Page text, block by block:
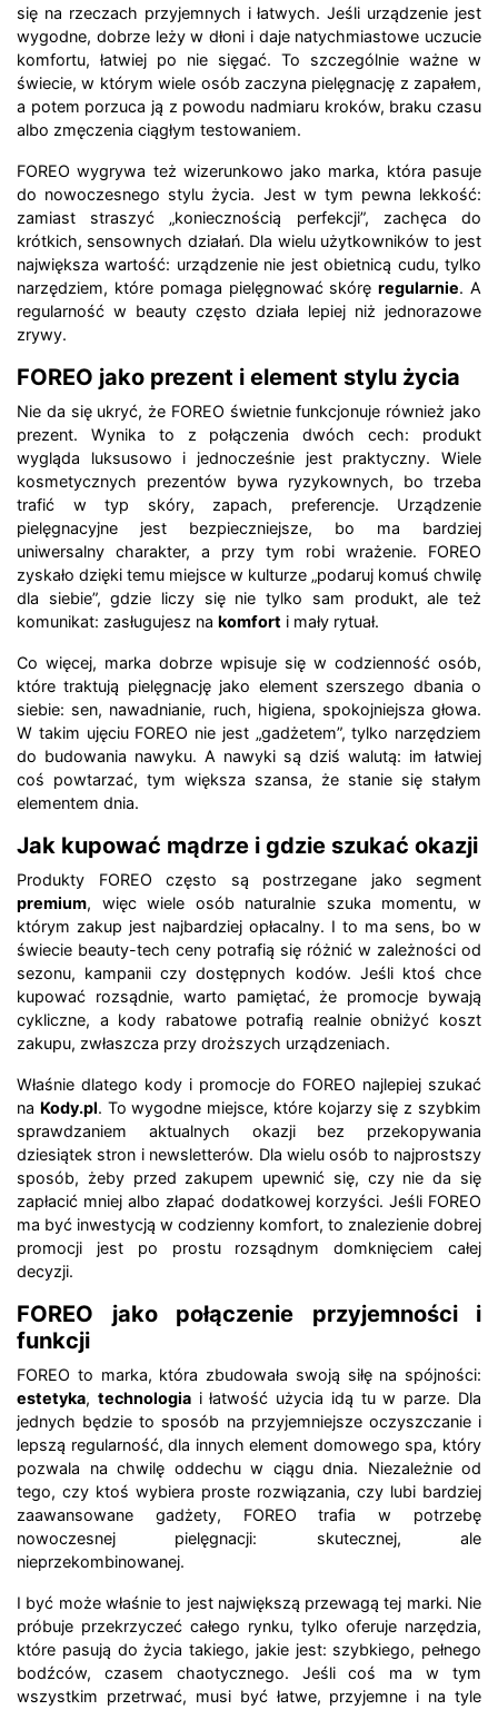
się na rzeczach przyjemnych i łatwych. Jeśli urządzenie jest
wygodne, dobrze leży w dłoni i daje natychmiastowe uczucie
komfortu, łatwiej po nie sięgać. To szczególnie ważne w
świecie, w którym wiele osób zaczyna pielęgnację z zapałem,
a potem porzuca ją z powodu nadmiaru kroków, braku czasu
albo zmęczenia ciągłym testowaniem.
FOREO wygrywa też wizerunkowo jako marka, która pasuje
do nowoczesnego stylu życia. Jest w tym pewna lekkość:
zamiast straszyć „koniecznością perfekcji”, zachęca do
krótkich, sensownych działań. Dla wielu użytkowników to jest
największa wartość: urządzenie nie jest obietnicą cudu, tylko
narzędziem, które pomaga pielęgnować skóręregularnie. A
regularność w beauty często działa lepiej niż jednorazowe
zrywy.
FOREO jako prezent i element stylu życia
Nie da się ukryć, że FOREO świetnie funkcjonuje również jako
prezent. Wynika to z połączenia dwóch cech: produkt
wygląda luksusowo i jednocześnie jest praktyczny. Wiele
kosmetycznych prezentów bywa ryzykownych, bo trzeba
trafić w typ skóry, zapach, preferencje. Urządzenie
pielęgnacyjne jest bezpieczniejsze, bo ma bardziej
uniwersalny charakter, a przy tym robi wrażenie. FOREO
zyskało dzięki temu miejsce w kulturze „podaruj komuś chwilę
dla siebie”, gdzie liczy się nie tylko sam produkt, ale też
komunikat: zasługujesz na komfort i mały rytuał.
Co więcej, marka dobrze wpisuje się w codzienność osób,
które traktują pielęgnację jako element szerszego dbania o
siebie: sen, nawadnianie, ruch, higiena, spokojniejsza głowa.
W takim ujęciu FOREO nie jest „gadżetem”, tylko narzędziem
do budowania nawyku. A nawyki są dziś walutą: im łatwiej
coś powtarzać, tym większa szansa, że stanie się stałym
elementem dnia.
Jak kupować mądrze i gdzie szukać okazji
Produkty FOREO często są postrzegane jako segment
premium, więc wiele osób naturalnie szuka momentu, w
którym zakup jest najbardziej opłacalny. I to ma sens, bo w
świecie beauty-tech ceny potrafią się różnić w zależności od
sezonu, kampanii czy dostępnych kodów. Jeśli ktoś chce
kupować rozsądnie, warto pamiętać, że promocje bywają
cykliczne, a kody rabatowe potrafią realnie obniżyć koszt
zakupu, zwłaszcza przy droższych urządzeniach.
Właśnie dlatego kody i promocje do FOREO najlepiej szukać
na Kody.pl. To wygodne miejsce, które kojarzy się z szybkim
sprawdzaniem aktualnych okazji bez przekopywania
dziesiątek stron i newsletterów. Dla wielu osób to najprostszy
sposób, żeby przed zakupem upewnić się, czy nie da się
zapłacić mniej albo złapać dodatkowej korzyści. Jeśli FOREO
ma być inwestycją w codzienny komfort, to znalezienie dobrej
promocji jest po prostu rozsądnym domknięciem całej
decyzji.
FOREO jako połączenie przyjemności i
funkcji
FOREO to marka, która zbudowała swoją siłę na spójności:
estetyka, technologiai łatwość użycia idą tu w parze. Dla
jednych będzie to sposób na przyjemniejsze oczyszczanie i
lepszą regularność, dla innych element domowego spa, który
pozwala na chwilę oddechu w ciągu dnia. Niezależnie od
tego, czy ktoś wybiera proste rozwiązania, czy lubi bardziej
zaawansowane gadżety, FOREO trafia w potrzebę
nowoczesnej pielęgnacji: skutecznej, ale
nieprzekombinowanej.
I być może właśnie to jest największą przewagą tej marki. Nie
próbuje przekrzyczeć całego rynku, tylko oferuje narzędzia,
które pasują do życia takiego, jakie jest: szybkiego, pełnego
bodźców, czasem chaotycznego. Jeśli coś ma w tym
wszystkim przetrwać, musi być łatwe, przyjemne i na tyle